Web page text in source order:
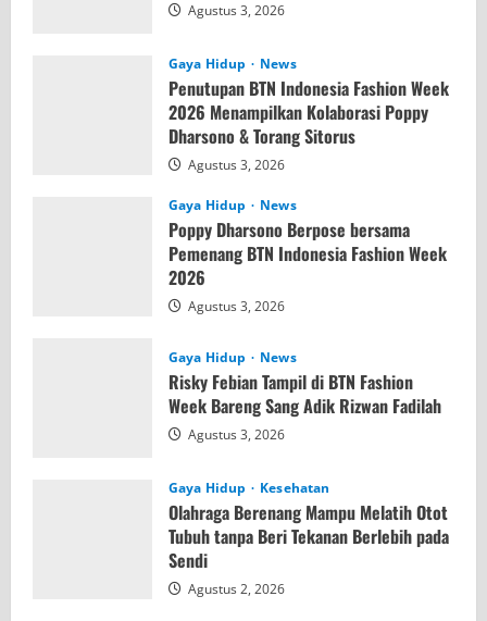
Agustus 3, 2026
Gaya Hidup News
Penutupan BTN Indonesia Fashion Week
2026 Menampilkan Kolaborasi Poppy
Dharsono & Torang Sitorus
Agustus 3, 2026
Gaya Hidup News
Poppy Dharsono Berpose bersama
Pemenang BTN Indonesia Fashion Week
2026
Agustus 3, 2026
Gaya Hidup News
Risky Febian Tampil di BTN Fashion
Week Bareng Sang Adik Rizwan Fadilah
Agustus 3, 2026
Gaya Hidup Kesehatan
Olahraga Berenang Mampu Melatih Otot
Tubuh tanpa Beri Tekanan Berlebih pada
Sendi
Agustus 2, 2026